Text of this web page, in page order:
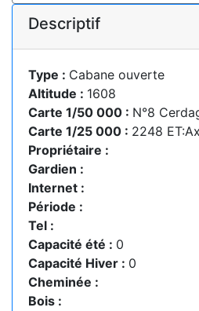
Descriptif
Type : Cabane ouverte
Altitude : 1608
Carte 1/50 000 : N°8
Carte 1/25 000 : 2248
Propriétaire :
Gardien :
Internet :
Période :
Tel :
Capacité été : 0
Capacité Hiver : 0
Cheminée :
Bois :